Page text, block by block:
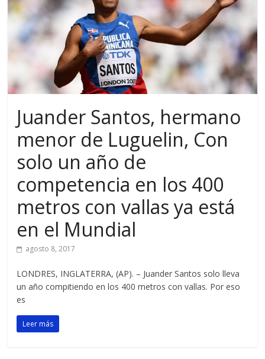
Juander Santos, hermano
menor de Luguelin, Con
solo un año de
competencia en los 400
metros con vallas ya está
en el Mundial
agosto 8, 2017
LONDRES, INGLATERRA, (AP). – Juander Santos solo lleva
un año compitiendo en los 400 metros con vallas. Por eso
es
Leer más